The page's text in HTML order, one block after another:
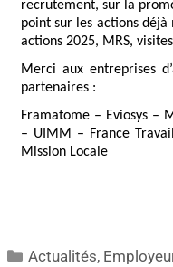
recrutement, sur la
point sur les actions
actions 2025, MRS,
Merci aux entreprises
partenaires :
Framatome – Eviosys –
– UIMM – France
Mission Locale
Actualités,